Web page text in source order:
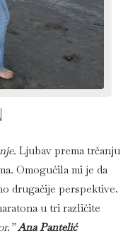
Ljubav prema trčanju
Omogućila mi je da
drugačije perspektive.
u tri različite
Ana Pantelić